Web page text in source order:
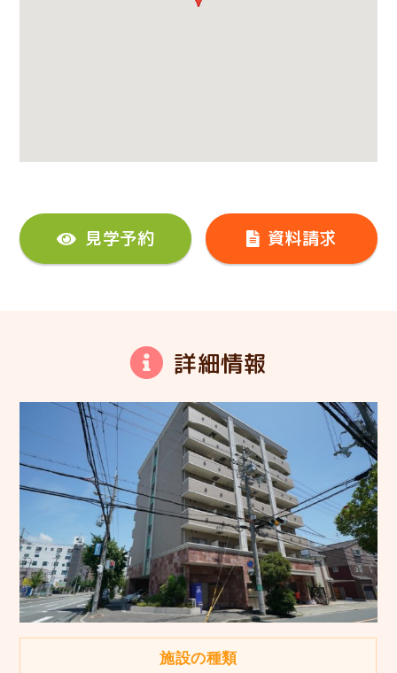
見学予約 資料請求
詳細情報
施設の種類